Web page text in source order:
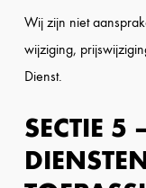
Wij zijn niet
wijziging,
Dienst.
SECTIE 5